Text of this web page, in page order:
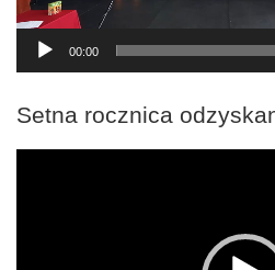
00:00
Setna rocznica